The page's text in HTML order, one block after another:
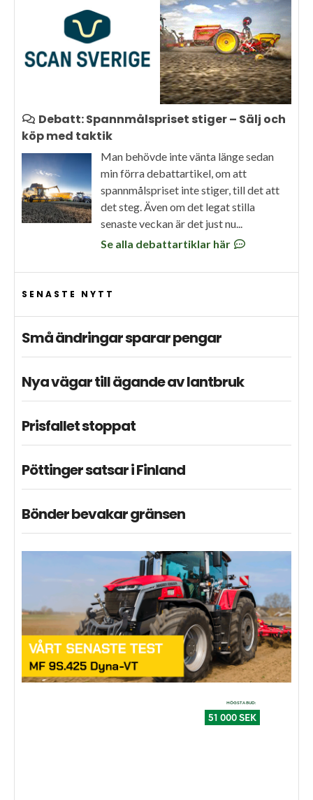
Debatt: Spannmålspriset stiger – Sälj och
köp med taktik
Man behövde inte vänta länge sedan
min förra debattartikel, om att
spannmålspriset inte stiger, till det att
det steg. Även om det legat stilla
senaste veckan är det just nu...
Se alla debattartiklar här
SENASTE NYTT
Små ändringar sparar pengar
Nya vägar till ägande av lantbruk
Prisfallet stoppat
Pöttinger satsar i Finland
Bönder bevakar gränsen